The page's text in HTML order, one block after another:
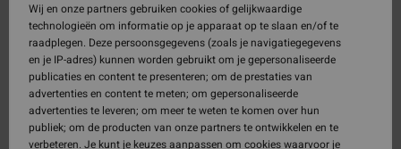
Wij en onze partners gebruiken cookies of gelijkwaardige
technologieën om informatie op je apparaat op te slaan en/of te
raadplegen. Deze persoonsgegevens (zoals je navigatiegegevens
en je IP-adres) kunnen worden gebruikt om je gepersonaliseerde
publicaties en content te presenteren; om de prestaties van
advertenties en content te meten; om gepersonaliseerde
advertenties te leveren; om meer te weten te komen over hun
publiek; om de producten van onze partners te ontwikkelen en te
verbeteren. Je kunt je keuzes aanpassen om cookies waarvoor je